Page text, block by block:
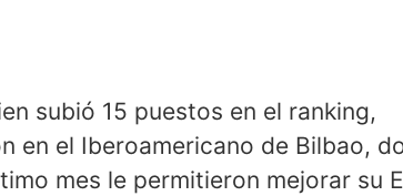
subió 15 puestos en el ranking,
en el Iberoamericano de Bilbao,
mes le permitieron mejorar su